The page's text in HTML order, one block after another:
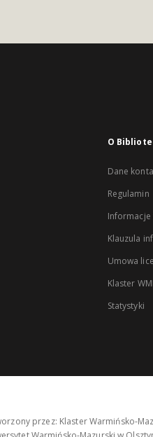
O
Dane
Regulamin
Informacje
Klauzula
Umowa
Klaster
Statystyki
przez: Klaster Warmińsko-